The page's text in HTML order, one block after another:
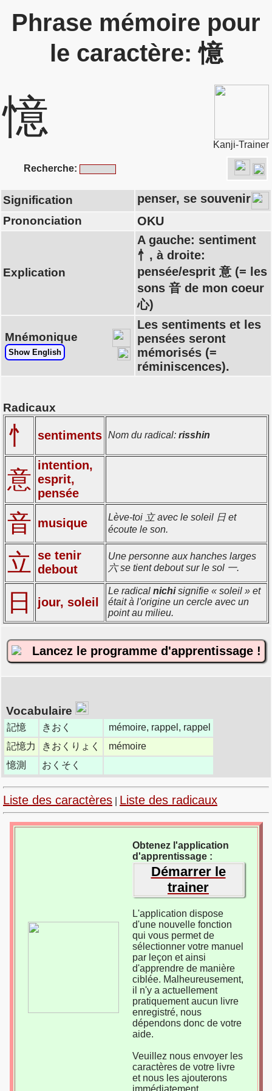
Phrase mémoire pour
le caractère: 憶
憶
Kanji-Trainer
Recherche:
Signification penser, se souvenir
Prononciation OKU
Explication
A gauche: sentiment
忄, à droite:
pensée/esprit 意 (= les
sons 音 de mon coeur
心)
Mnémonique
Show English
Les sentiments et les
pensées seront
mémorisés (=
réminiscences).
Radicaux
忄 sentiments Nom du radical: risshin
意
intention,
esprit,
pensée
音 musique
Lève-toi 立 avec le soleil 日 et
écoute le son.
立
se tenir
debout
Une personne aux hanches larges
六 se tient debout sur le sol 一.
日 jour, soleil
Le radical nichisignifie « soleil » et
était à l'origine un cercle avec un
point au milieu.
Lancez le programme d'apprentissage !
Vocabulaire
記憶 きおく
mémoire, rappel, rappel
記憶力
きおくりょく
mémoire
憶測
おくそく
Liste des caractères Liste des radicaux
Obtenez l'application
d'apprentissage :
Démarrer le
trainer
L'application dispose
d'une nouvelle fonction
qui vous permet de
sélectionner votre manuel
par leçon et ainsi
d'apprendre de manière
ciblée. Malheureusement,
il n'y a actuellement
pratiquement aucun livre
enregistré, nous
dépendons donc de votre
aide.
Veuillez nous envoyer les
caractères de votre livre
et nous les ajouterons
immédiatement.